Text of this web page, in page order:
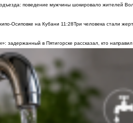
поведение мужчины шокировало жителей
Осиповке на Кубани 11:28Три человека стали
задержанный в Пятигорске рассказал, кто направил